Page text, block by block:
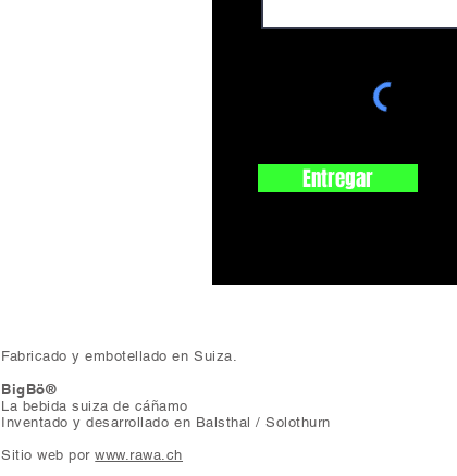
Entregar
Fabricado y embotellado en Suiza.
BigBö®
La bebida suiza de cáñamo
Inventado y desarrollado en Balsthal / Solothurn
Sitio web porwww.rawa.ch